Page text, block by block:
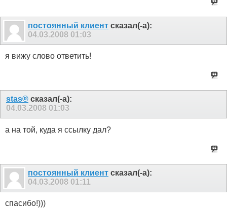
постоянный клиент сказал(-а):
04.03.2008 01:03
я вижу слово ответить!
stas® сказал(-а):
04.03.2008 01:03
а на той, куда я ссылку дал?
постоянный клиент сказал(-а):
04.03.2008 01:11
спасибо!)))